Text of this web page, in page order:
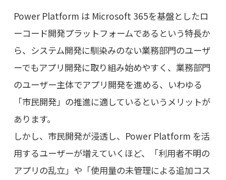
Power Platform は Microsoft 365を基盤としたロ
ーコード開発プラットフォームであるという特長か
ら、システム開発に馴染みのない業務部門のユーザ
ーでもアプリ開発に取り組み始めやすく、業務部門
のユーザー主体でアプリ開発を進める、いわゆる
「市民開発」の推進に適しているというメリットが
あります。
しかし、市民開発が浸透し、Power Platform を活
用するユーザーが増えていくほど、「利用者不明の
アプリの乱立」や「使用量の未管理による追加コス